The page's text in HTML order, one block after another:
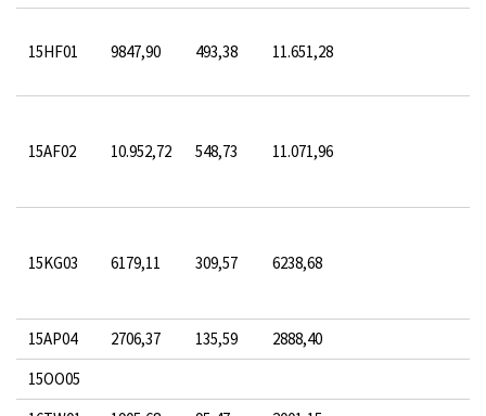
15HF01 9847,90 493,38 11.651,28
15AF02 10.952,72 548,73 11.071,96
15KG03 6179,11 309,57 6238,68
15AP04 2706,37 135,59
2888,40
15OO05